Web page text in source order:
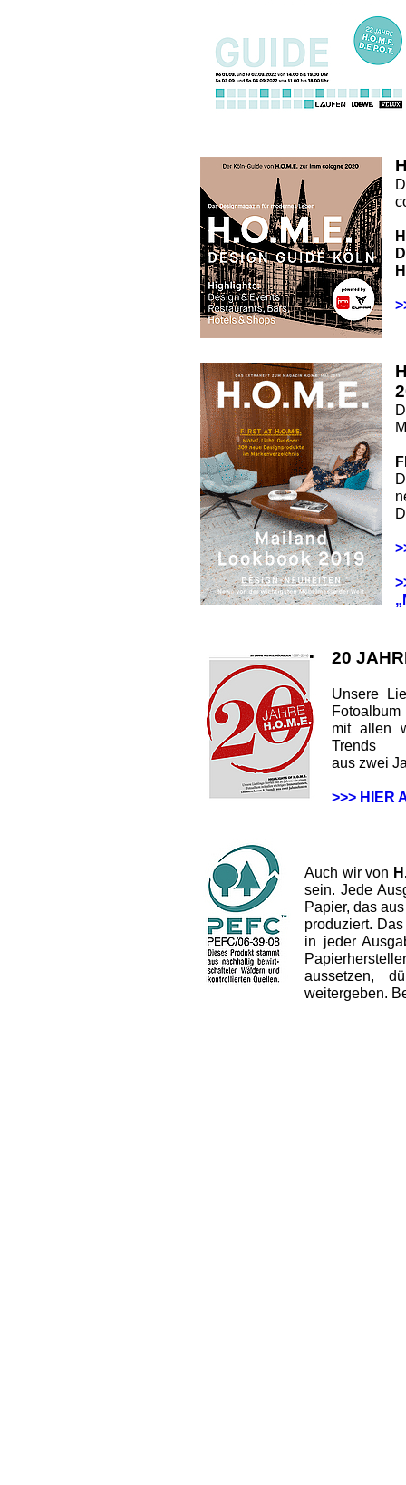
20
Unsere
Fotoalbum
mit allen
Trends
aus zwei
>>> HIER
Auch wir von
sein. Jede
Papier, das
produziert.
in jeder
aussetzen,
weitergeben.